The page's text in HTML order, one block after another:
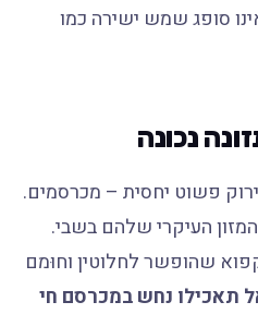
סופג שמש ישירה כמו
נכונה
פשוט יחסית – מכרסמים.
העיקרי שלהם בשבי.
שהופשר לחלוטין וחוּמם
תאכילו נחש במכרסם חי